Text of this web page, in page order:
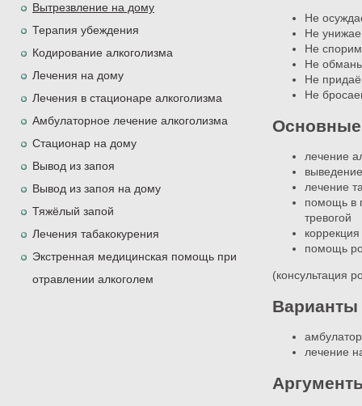
Вытрезвление на дому
Терапия убеждения
Кодирование алкоголизма
Лечения на дому
Лечения в стационаре алкоголизма
Амбулаторное лечение алкоголизма
Стационар на дому
Вывод из запоя
Вывод из запоя на дому
Тяжёлый запой
Лечения табакокурения
Экстренная медицинская помощь при
отравлении алкоголем
Не
Не
Не
Не
Не
Не
Основные
лечение
лечение
помощь в
тревогой
помощь
(консультация
Варианты
лечение